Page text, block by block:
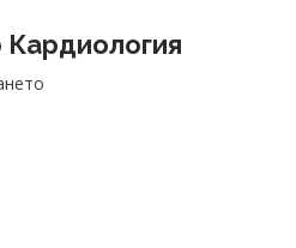
Кардиология